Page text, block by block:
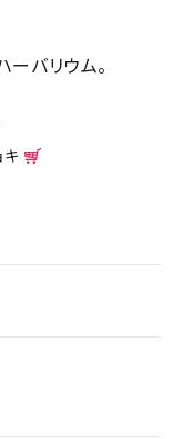
バリウム。